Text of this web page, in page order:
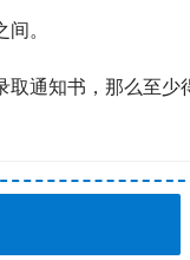
。
取通知书，那么至少